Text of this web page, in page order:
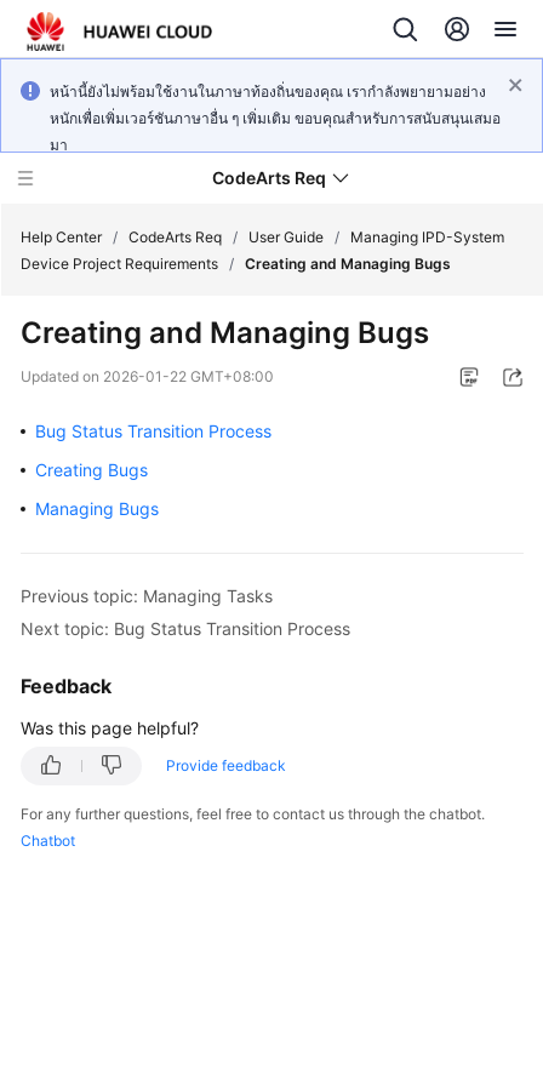
หน้านี้ยังไม่พร้อมใช้งานในภาษาท้องถิ่นของคุณ เรากำลังพยายามอย่าง
หนักเพื่อเพิ่มเวอร์ชันภาษาอื่น ๆ เพิ่มเติม ขอบคุณสำหรับการสนับสนุนเสมอ
มา
CodeArts Req
New
Overview
Getting
Started
Guide
API
Reference
FAQs
Help Center / CodeArts Req / User Guide /
Managing IPD-System
Device Project Requirements / Creating and Managing Bugs
Creating and Managing Bugs
Updated on 2026-01-22 GMT+08:00
Bug Status Transition Process
Creating Bugs
Managing Bugs
Previous topic: Managing Tasks
Next topic: Bug Status Transition Process
Feedback
Was this page helpful?
Provide feedback
For any further questions, feel free to contact us through the chatbot.
Chatbot